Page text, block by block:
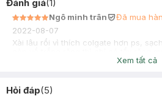
Đánh giá(1)
Ngô minh trân
Đã mua
2022-08-07
Xài lâu rồi vì thích colgate hơn ps,
Xem tất cả
Hỏi đáp(5)